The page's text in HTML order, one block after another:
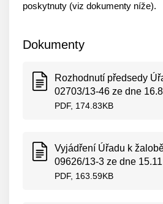
poskytnuty (viz dokumenty níže).
Dokumenty
Rozhodnutí předsedy
02703/13-46 ze dne
PDF, 174.83KB
Vyjádření Úřadu k
09626/13-3 ze dne
PDF, 163.59KB